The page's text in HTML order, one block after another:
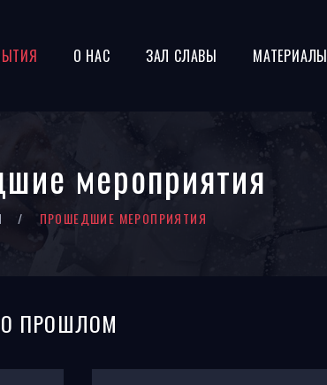
О НАС ЗАЛ СЛАВЫ МАТЕРИАЛЫ
мероприятия
ПРОШЕДШИЕ МЕРОПРИЯТИЯ
О ПРОШЛОМ